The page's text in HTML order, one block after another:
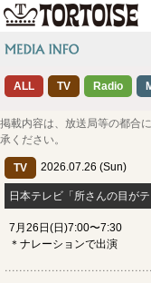
ALL TV Radio
掲載内容は、放送局等の都合
承ください。
TV 2026.07.26 (Sun)
日本テレビ「所さんの目がテ
7月26日(日)7:00〜7:30
＊ナレーションで出演